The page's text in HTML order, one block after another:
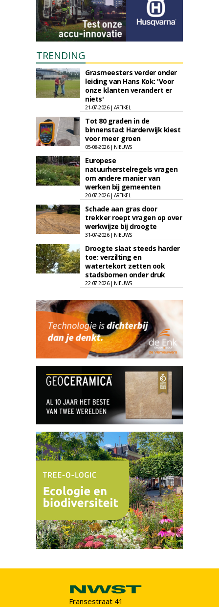
TRENDING
Grasmeesters verder onder
leiding van Hans Kok: 'Voor
onze klanten verandert er
niets'
21-07-2026 | ARTIKEL
Tot 80 graden in de
binnenstad: Harderwijk kiest
voor meer groen
05-08-2026 | NIEUWS
Europese
natuurherstelregels vragen
om andere manier van
werken bij gemeenten
20-07-2026 | ARTIKEL
Schade aan gras door
trekker roept vragen op over
werkwijze bij droogte
31-07-2026 | NIEUWS
Droogte slaat steeds harder
toe: verzilting en
watertekort zetten ook
stadsbomen onder druk
22-07-2026 | NIEUWS
Fransestraat 41